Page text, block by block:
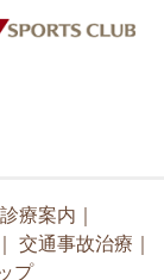
診療案内
交通事故治療
プ